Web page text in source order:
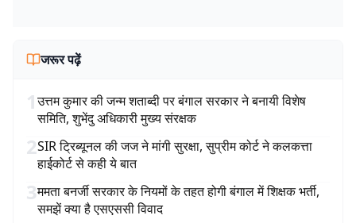
जरूर पढ़ें
1उत्तम कुमार की जन्म शताब्दी पर बंगाल सरकार ने बनायी विशेष
समिति, शुभेंदु अधिकारी मुख्य संरक्षक
2SIR ट्रिब्यूनल की जज ने मांगी सुरक्षा, सुप्रीम कोर्ट ने कलकत्ता
हाईकोर्ट से कही ये बात
3ममता बनर्जी सरकार के नियमों के तहत होगी बंगाल में शिक्षक भर्ती,
समझें क्या है एसएससी विवाद